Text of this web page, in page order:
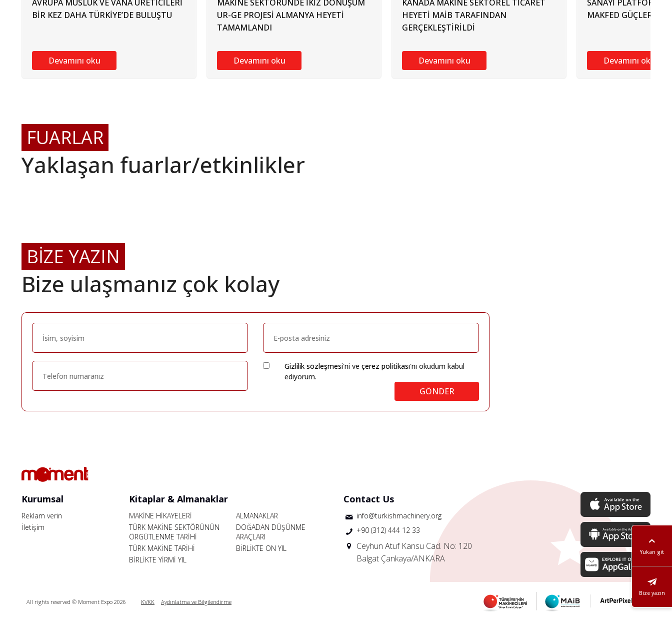
AVRUPA MUSLUK VE VANA ÜRETİCİLERİ
BİR KEZ DAHA TÜRKİYE’DE BULUŞTU
Devamını oku
MAKİNE SEKTÖRÜNDE İKİZ DÖNÜŞÜM
UR-GE PROJESİ ALMANYA HEYETİ
TAMAMLANDI
Devamını oku
KANADA MAKİNE SEKTÖREL TİCARET
HEYETİ MAİB TARAFINDAN
GERÇEKLEŞTİRİLDİ
Devamını oku
SANAYİ PLATFORMU
MAKFED GÜÇLERİNİ
Devamını oku
FUARLAR
Yaklaşan fuarlar/etkinlikler
BİZE YAZIN
Bize ulaşmanız çok kolay
Gizlilik sözleşmesi'ni ve çerez politikası'nı okudum kabul
ediyorum.
GÖNDER
Yukarı git
Bize yazın
Kurumsal
Reklam verin
İletişim
Kitaplar & Almanaklar
MAKİNE HİKAYELERİ
ALMANAKLAR
TÜRK MAKİNE SEKTÖRÜNÜN
ÖRGÜTLENME TARİHİ
DOĞADAN DÜŞÜNME
ARAÇLARI
TÜRK MAKİNE TARİHİ
BİRLİKTE ON YIL
BİRLİKTE YİRMİ YIL
Contact Us
info@turkishmachinery.org
+90 (312) 444 12 33
Ceyhun Atuf Kansu Cad. No: 120
Balgat Çankaya/ANKARA
All rights reserved © Moment Expo 2026 KVKK Aydınlatma ve Bilgilendirme